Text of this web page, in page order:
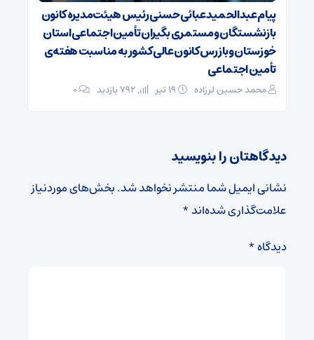
پیام عبدالحمید عبائی حسنی رئیس هیئت‌مدیره کانون
بازنشستگان ومستمری بگیران تأمین اجتماعی استان
خوزستان وبازرس کانون عالی کشور به مناسبت هفته‌ی
تأمین اجتماعی
محمد حسین لرزاده ۰
دیدگاهتان را بنویسید
نشانی ایمیل شما منتشر نخواهد شد.بخش‌های موردنیاز
علامت‌گذاری شده‌اند*
دیدگاه*